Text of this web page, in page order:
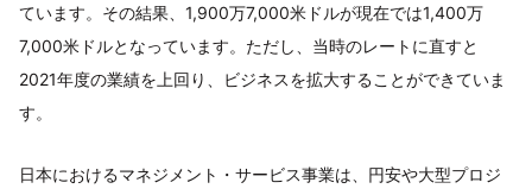
ています。その結果、1,900万7,000米ドルが現在では1,400万
7,000米ドルとなっています。ただし、当時のレートに直すと
2021年度の業績を上回り、ビジネスを拡大することができていま
す。
日本におけるマネジメント・サービス事業は、円安や大型プロジ